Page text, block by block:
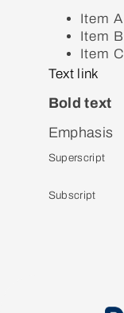
Item A
Item B
Item C
Text link
Bold text
Emphasis
Superscript
Subscript